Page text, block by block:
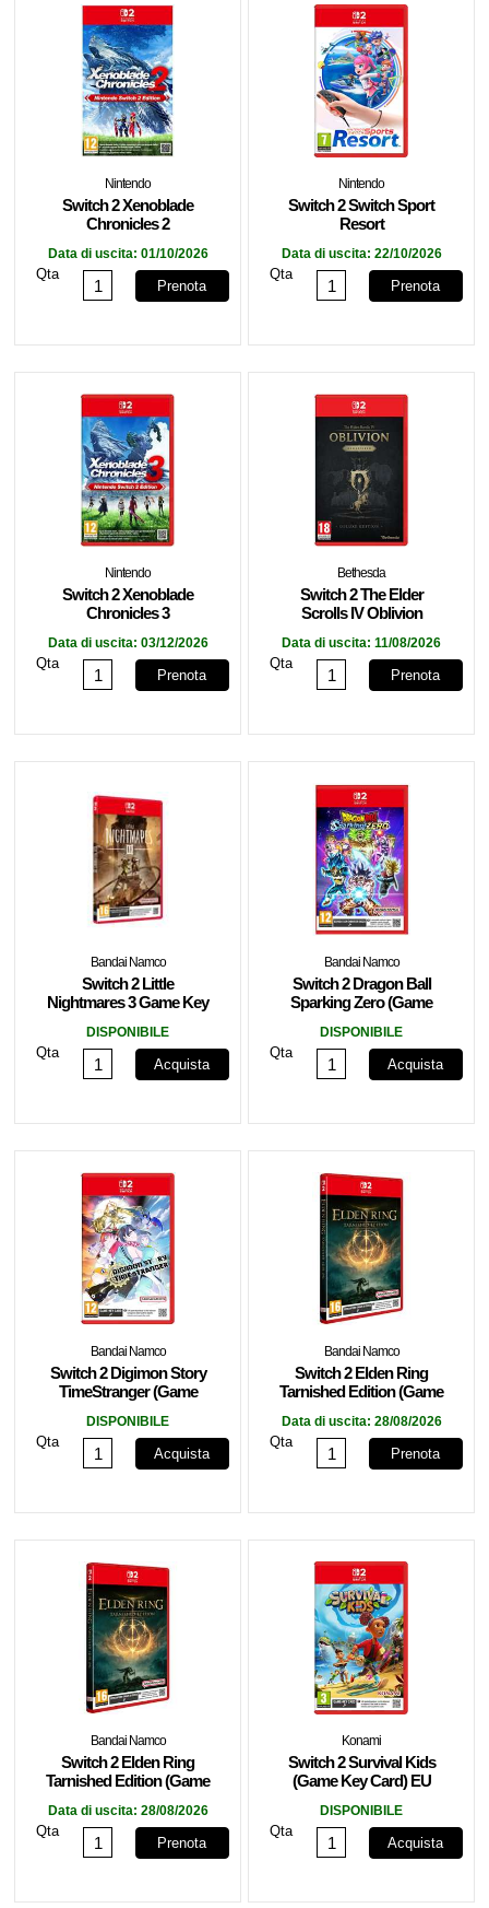
Nintendo
Switch 2 Xenoblade
Chronicles 2
Data di uscita: 01/10/2026
Qta
Prenota
Nintendo
Switch 2 Switch Sport
Resort
Data di uscita: 22/10/2026
Qta
Prenota
Nintendo
Switch 2 Xenoblade
Chronicles 3
Data di uscita: 03/12/2026
Qta
Prenota
Bethesda
Switch 2 The Elder
Scrolls IV Oblivion
Edition
Data di uscita: 11/08/2026
Qta
Prenota
Bandai Namco
Switch 2 Little
Nightmares 3 Game Key
DISPONIBILE
Qta
Acquista
Bandai Namco
Switch 2 Dragon Ball
Sparking Zero (Game
DISPONIBILE
Qta
Acquista
Bandai Namco
Switch 2 Digimon Story
TimeStranger (Game
DISPONIBILE
Qta
Acquista
Bandai Namco
Switch 2 Elden Ring
Tarnished Edition (Game
Data di uscita: 28/08/2026
Qta
Prenota
Bandai Namco
Switch 2 Elden Ring
Tarnished Edition (Game
Data di uscita: 28/08/2026
Qta
Prenota
Konami
Switch 2 Survival Kids
(Game Key Card) EU
DISPONIBILE
Qta
Acquista